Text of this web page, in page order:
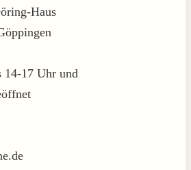
Haus
14-17 Uhr und